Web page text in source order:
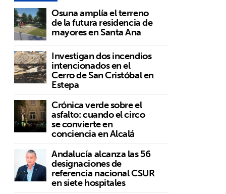
Osuna amplía el terreno
de la futura residencia de
mayores en Santa Ana
Investigan dos incendios
intencionados en el
Cerro de San Cristóbal en
Estepa
Crónica verde sobre el
asfalto: cuando el circo
se convierte en
conciencia en Alcalá
Andalucía alcanza las 56
designaciones de
referencia nacional CSUR
en siete hospitales